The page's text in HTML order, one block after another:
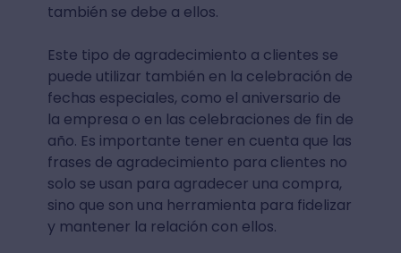
también se debe a ellos.
Este tipo de agradecimiento a clientes se
puede utilizar también en la celebración de
fechas especiales, como el aniversario de
la empresa o en las celebraciones de fin de
año. Es importante tener en cuenta que las
frases de agradecimiento para clientes no
solo se usan para agradecer una compra,
sino que son una herramienta para fidelizar
y mantener la relación con ellos.